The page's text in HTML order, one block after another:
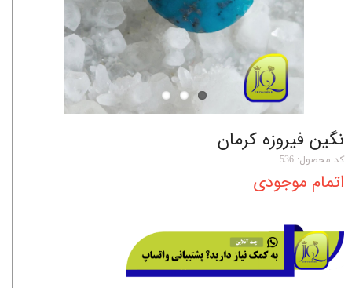
نگین فیروزه کرمان
کد محصول: 536
اتمام موجودی